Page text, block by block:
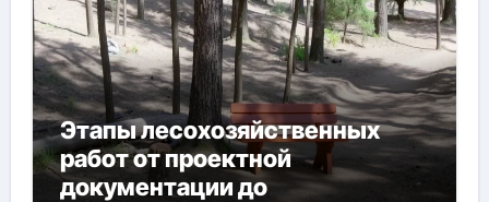
Этапы лесохозяйственных
работ от проектной
документации до